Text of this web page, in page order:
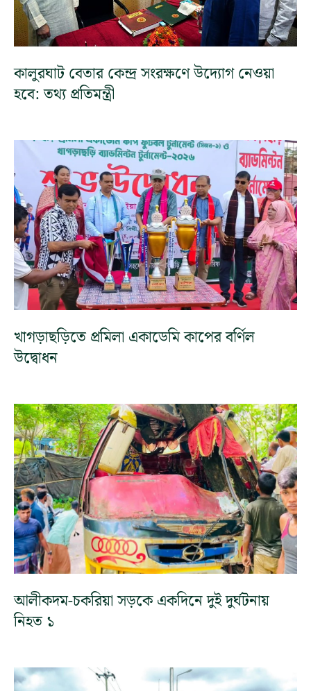
কালুরঘাট বেতার কেন্দ্র সংরক্ষণে উদ্যোগ নেওয়া
হবে: তথ্য প্রতিমন্ত্রী
খাগড়াছড়িতে প্রমিলা একাডেমি কাপের বর্ণিল
উদ্বোধন
আলীকদম-চকরিয়া সড়কে একদিনে দুই দুর্ঘটনায়
নিহত ১